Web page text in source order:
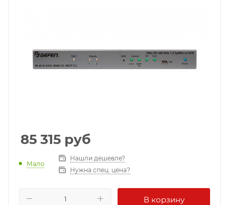
85 315 руб
Мало
Нашли дешевле?
Нужна спец. цена?
В корзину